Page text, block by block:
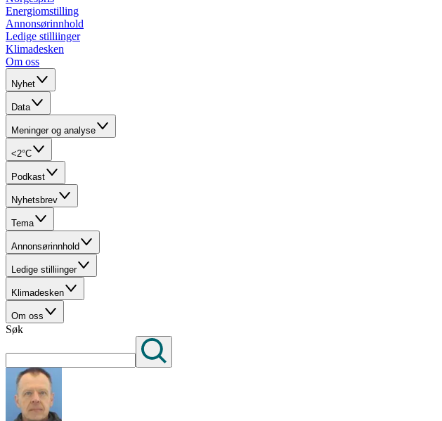
Energiomstilling
Annonsørinnhold
Ledige stilliinger
Klimadesken
Om oss
Nyhet
Data
Meninger og analyse
<2°C
Podkast
Nyhetsbrev
Tema
Annonsørinnhold
Ledige stilliinger
Klimadesken
Om oss
Søk